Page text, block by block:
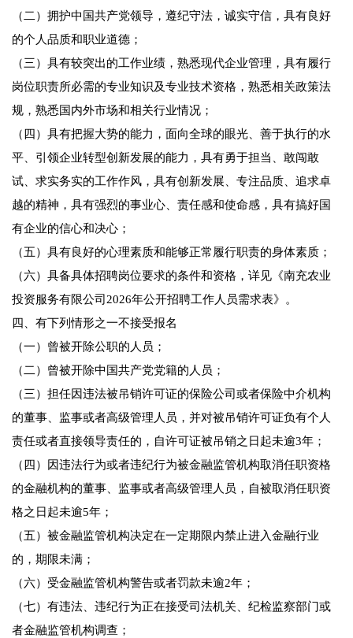
（二）拥护中国共产党领导，遵纪守法，诚实守信，具有良好
的个人品质和职业道德；
（三）具有较突出的工作业绩，熟悉现代企业管理，具有履行
岗位职责所必需的专业知识及专业技术资格，熟悉相关政策法
规，熟悉国内外市场和相关行业情况；
（四）具有把握大势的能力，面向全球的眼光、善于执行的水
平、引领企业转型创新发展的能力，具有勇于担当、敢闯敢
试、求实务实的工作作风，具有创新发展、专注品质、追求卓
越的精神，具有强烈的事业心、责任感和使命感，具有搞好国
有企业的信心和决心；
（五）具有良好的心理素质和能够正常履行职责的身体素质；
（六）具备具体招聘岗位要求的条件和资格，详见《南充农业
投资服务有限公司2026年公开招聘工作人员需求表》。
四、有下列情形之一不接受报名
（一）曾被开除公职的人员；
（二）曾被开除中国共产党党籍的人员；
（三）担任因违法被吊销许可证的保险公司或者保险中介机构
的董事、监事或者高级管理人员，并对被吊销许可证负有个人
责任或者直接领导责任的，自许可证被吊销之日起未逾3年；
（四）因违法行为或者违纪行为被金融监管机构取消任职资格
的金融机构的董事、监事或者高级管理人员，自被取消任职资
格之日起未逾5年；
（五）被金融监管机构决定在一定期限内禁止进入金融行业
的，期限未满；
（六）受金融监管机构警告或者罚款未逾2年；
（七）有违法、违纪行为正在接受司法机关、纪检监察部门或
者金融监管机构调查；